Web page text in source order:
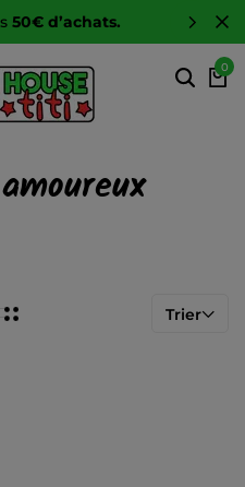
50€ d’achats.
0
Trier